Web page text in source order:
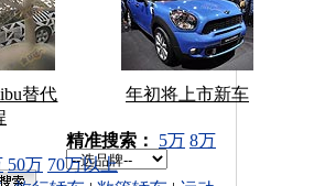
替代
年初将上市新车
车型搜索：
精准搜索： 5万 8万
50万 70万以上